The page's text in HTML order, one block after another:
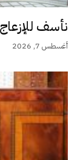
نأسف
أغسطس 7, 2026